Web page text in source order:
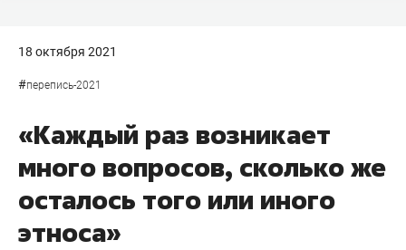
18 октября 2021
#перепись-2021
«Каждый раз возникает
много вопросов, сколько же
осталось того или иного
этноса»